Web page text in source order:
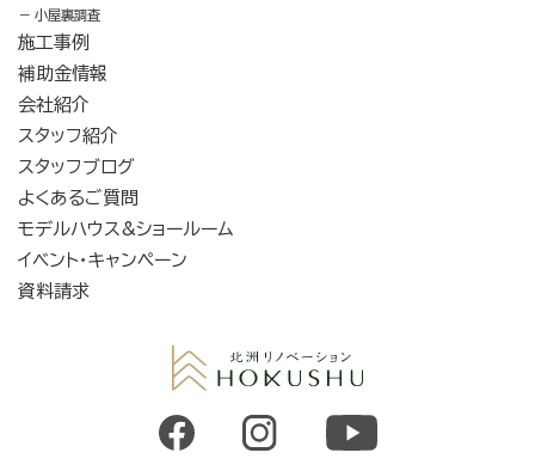
小屋裏調査
施工事例
補助金情報
会社紹介
スタッフ紹介
スタッフブログ
よくあるご質問
モデルハウス&ショールーム
イベント・キャンペーン
資料請求